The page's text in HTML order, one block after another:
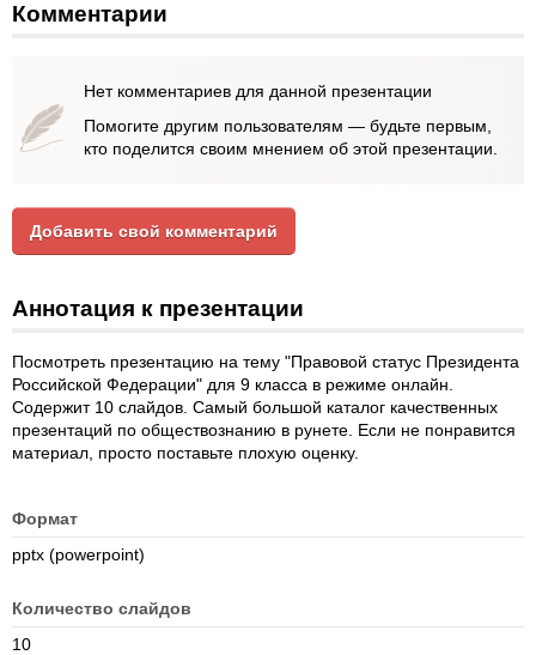
Комментарии
Нет комментариев для данной презентации
Помогите другим пользователям — будьте первым,
кто поделится своим мнением об этой презентации.
Добавить свой комментарий
Аннотация к презентации
Посмотреть презентацию на тему "Правовой статус Президента
Российской Федерации" для 9 класса в режиме онлайн.
Содержит 10 слайдов. Самый большой каталог качественных
презентаций по обществознанию в рунете. Если не понравится
материал, просто поставьте плохую оценку.
Формат
pptx (powerpoint)
Количество слайдов
10